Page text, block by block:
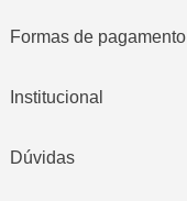
Formas de pagamento
Institucional
Dúvidas